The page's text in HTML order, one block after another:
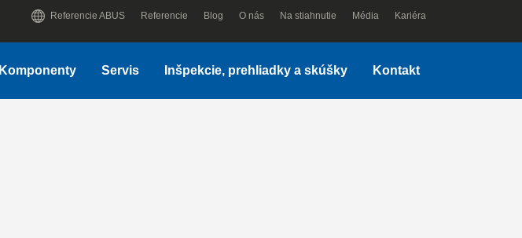
Referencie ABUS Referencie Blog O nás Na stiahnutie Média Kariéra
Komponenty Servis Inšpekcie, prehliadky a skúšky Kontakt